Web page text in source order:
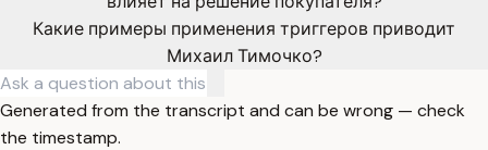
Какие примеры применения триггеров приводит
Михаил Тимочко?
Generated from the transcript and can be wrong — check
the timestamp.